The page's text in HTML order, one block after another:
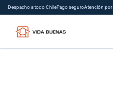
Despacho a todo ChilePago seguroAtención